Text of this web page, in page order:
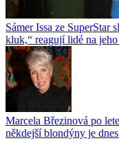
Sámer Issa ze
kluk,“ reagují lidé na
Marcela Březinová po
někdejší blondýny je